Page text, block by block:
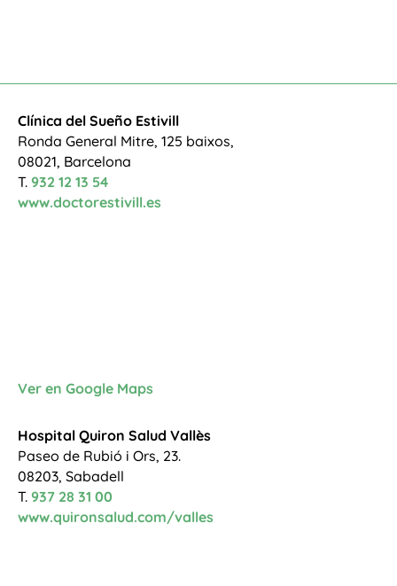
Clínica del Sueño Estivill
Ronda General Mitre, 125 baixos,
08021, Barcelona
T. 932 12 13 54
www.doctorestivill.es
Ver en Google Maps
Hospital Quiron Salud Vallès
Paseo de Rubió i Ors, 23.
08203, Sabadell
T. 937 28 31 00
www.quironsalud.com/valles